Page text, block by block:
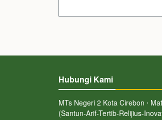
Hubungi Kami
MTs Negeri 2 Kota Cirebon ⋅
(Santun-Arif-Tertib-Relijius-